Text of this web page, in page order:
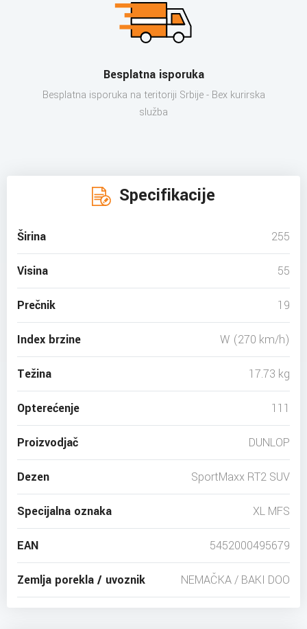
Besplatna isporuka
Besplatna isporuka na teritoriji Srbije - Bex kurirska
služba
Specifikacije
Širina 255
Visina 55
Prečnik 19
Index brzine W (270 km/h)
Težina 17.73 kg
Opterećenje 111
Proizvodjač DUNLOP
Dezen SportMaxx RT2 SUV
Specijalna oznaka XL MFS
EAN 5452000495679
Zemlja porekla / uvoznik NEMAČKA / BAKI DOO